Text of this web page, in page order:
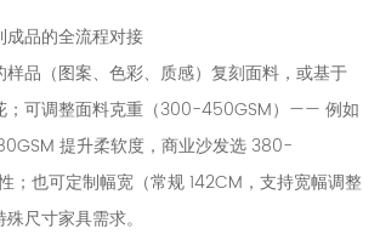
品的全流程对接
品（图案、色彩、质感）复刻面料，或基于
；可调整面料克重（300-450GSM）—— 例如
提升柔软度，商业沙发选 380-
；也可定制幅宽（常规 142CM，支持宽幅调整
尺寸家具需求。